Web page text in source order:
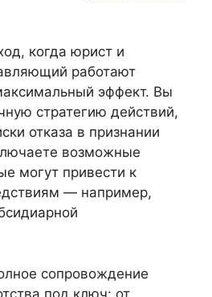
когда юрист и
работают
эффект. Вы
стратегию действий,
отказа в признании
возможные
могут привести к
— например,
сопровождение
под ключ: от